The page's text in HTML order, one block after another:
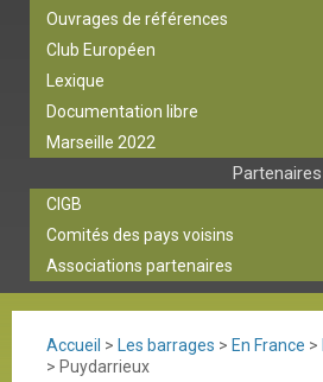
Ouvrages de références
Club Européen
Lexique
Documentation libre
Marseille 2022
Partenaires
CIGB
Comités des pays voisins
Associations partenaires
Accueil > Les barrages > En France >
> Puydarrieux